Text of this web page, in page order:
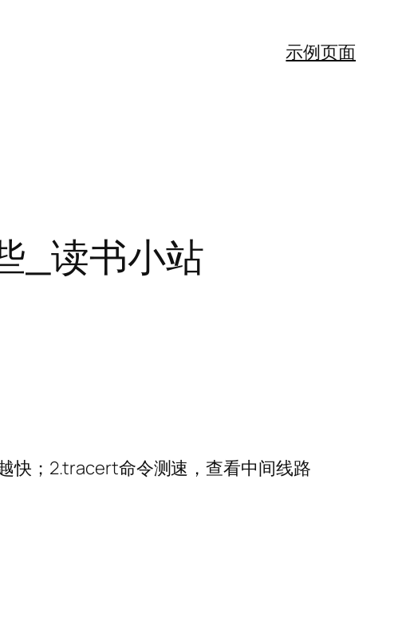
示例页面
_读书小站
快；2.tracert命令测速，查看中间线路